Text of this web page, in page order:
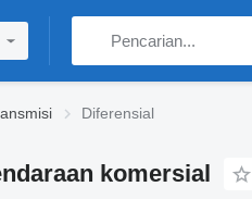
Diferensial
komersial